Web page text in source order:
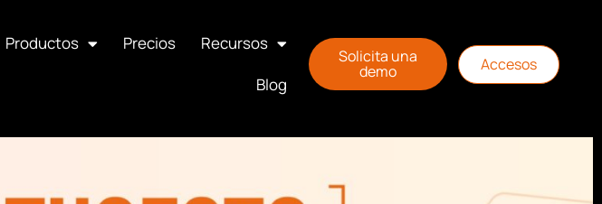
Productos Precios
Recursos
Blog
Solicita una
demo Accesos